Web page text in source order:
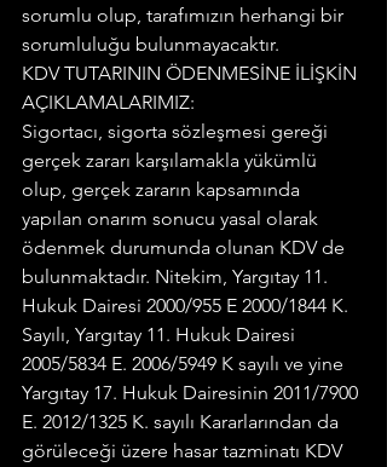
sorumlu olup, tarafımızın herhangi bir
sorumluluğu bulunmayacaktır.
KDV TUTARININ ÖDENMESİNE İLİŞKİN
AÇIKLAMALARIMIZ:
Sigortacı, sigorta sözleşmesi gereği
gerçek zararı karşılamakla yükümlü
olup, gerçek zararın kapsamında
yapılan onarım sonucu yasal olarak
ödenmek durumunda olunan KDV de
bulunmaktadır. Nitekim, Yargıtay 11.
Hukuk Dairesi 2000/955 E 2000/1844 K.
Sayılı, Yargıtay 11. Hukuk Dairesi
2005/5834 E. 2006/5949 K sayılı ve yine
Yargıtay 17. Hukuk Dairesinin 2011/7900
E. 2012/1325 K. sayılı Kararlarından da
görüleceği üzere hasar tazminatı KDV